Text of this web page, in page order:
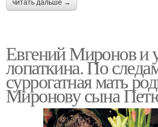
читать дальше →
Евгений Миронов и
лопаткина. По
суррогатная мать
Миронову сына